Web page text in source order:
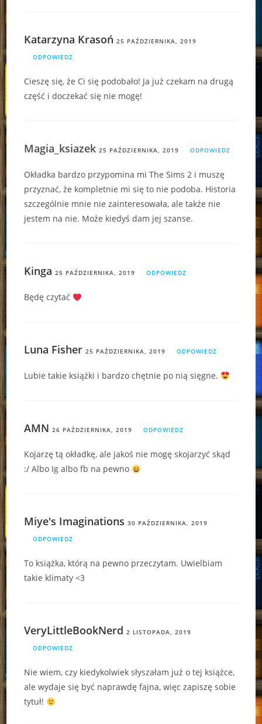
Katarzyna Krasoń 25 PAŹDZIERNIKA, 2019
ODPOWIEDZ
Cieszę się, że Ci się podobało! Ja już czekam na drugą
część i doczekać się nie mogę!
Magia_ksiazek25 PAŹDZIERNIKA, 2019 ODPOWIEDZ
Okładka bardzo przypomina mi The Sims 2 i muszę
przyznać, że kompletnie mi się to nie podoba. Historia
szczególnie mnie nie zainteresowała, ale także nie
jestem na nie. Może kiedyś dam jej szanse.
Kinga 25 PAŹDZIERNIKA, 2019 ODPOWIEDZ
Będę czytać
Luna Fisher 25 PAŹDZIERNIKA, 2019 ODPOWIEDZ
Lubie takie książki i bardzo chętnie po nią sięgne.
AMN 26 PAŹDZIERNIKA, 2019 ODPOWIEDZ
Kojarzę tą okładkę, ale jakoś nie mogę skojarzyć skąd
:/ Albo Ig albo fb na pewno
Miye's Imaginations 30 PAŹDZIERNIKA, 2019
ODPOWIEDZ
To książka, którą na pewno przeczytam. Uwielbiam
takie klimaty <3
VeryLittleBookNerd 2 LISTOPADA, 2019
ODPOWIEDZ
Nie wiem, czy kiedykolwiek słyszałam już o tej książce,
ale wydaje się być naprawdę fajna, więc zapiszę sobie
tytuł!